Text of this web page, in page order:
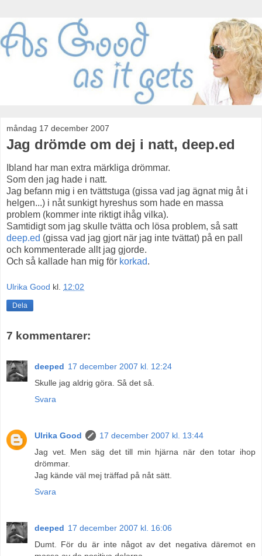
måndag 17 december 2007
Jag drömde om dej i natt, deep.ed
Ibland har man extra märkliga drömmar.
Som den jag hade i natt.
Jag befann mig i en tvättstuga (gissa vad jag ägnat mig åt i
helgen...) i nåt sunkigt hyreshus som hade en massa
problem (kommer inte riktigt ihåg vilka).
Samtidigt som jag skulle tvätta och lösa problem, så satt
deep.ed (gissa vad jag gjort när jag inte tvättat) på en pall
och kommenterade allt jag gjorde.
Och så kallade han mig för korkad.
Ulrika Good kl. 12:02
Dela
7 kommentarer:
deeped 17 december 2007 kl. 12:24
Skulle jag aldrig göra. Så det så.
Svara
Ulrika Good
17 december 2007 kl. 13:44
Jag vet. Men säg det till min hjärna när den totar ihop
drömmar.
Jag kände väl mej träffad på nåt sätt.
Svara
deeped 17 december 2007 kl. 16:06
Dumt. För du är inte något av det negativa däremot en